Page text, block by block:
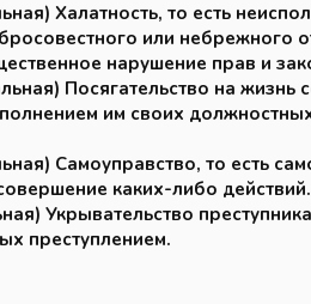
Халатность, то есть
или небрежного
нарушение прав и
Посягательство на жизнь
им своих
Самоуправство, то есть
каких-либо действий.
Укрывательство
преступлением.